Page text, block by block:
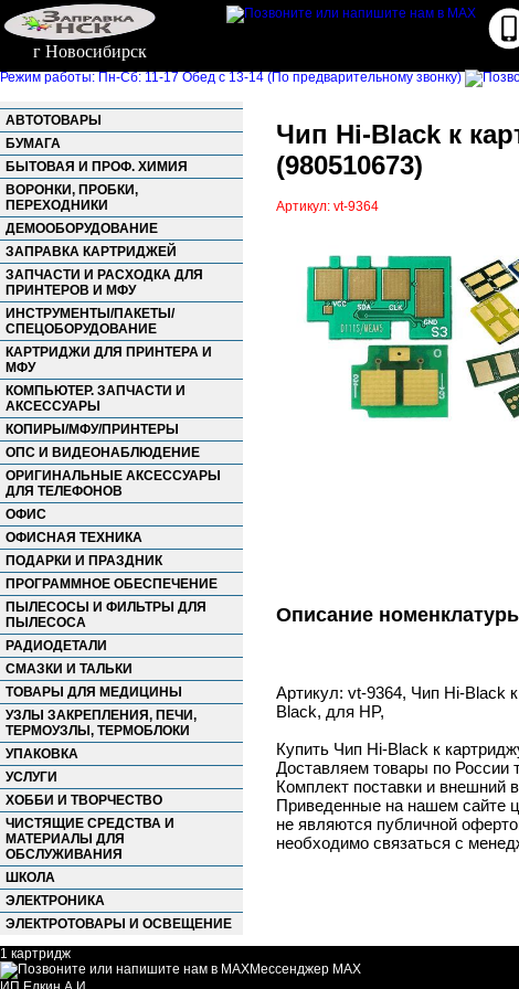
г Новосибирск
Режим работы: Пн-Сб: 11-17 Обед с 13-14 (По предварительному звонку)
АВТОТОВАРЫ
БУМАГА
БЫТОВАЯ И ПРОФ. ХИМИЯ
ВОРОНКИ, ПРОБКИ,
ПЕРЕХОДНИКИ
ДЕМООБОРУДОВАНИЕ
ЗАПРАВКА КАРТРИДЖЕЙ
ЗАПЧАСТИ И РАСХОДКА ДЛЯ
ПРИНТЕРОВ И МФУ
ИНСТРУМЕНТЫ/ПАКЕТЫ/
СПЕЦОБОРУДОВАНИЕ
КАРТРИДЖИ ДЛЯ ПРИНТЕРА И
МФУ
КОМПЬЮТЕР. ЗАПЧАСТИ И
АКСЕССУАРЫ
КОПИРЫ/МФУ/ПРИНТЕРЫ
ОПС И ВИДЕОНАБЛЮДЕНИЕ
ОРИГИНАЛЬНЫЕ АКСЕССУАРЫ
ДЛЯ ТЕЛЕФОНОВ
ОФИС
ОФИСНАЯ ТЕХНИКА
ПОДАРКИ И ПРАЗДНИК
ПРОГРАММНОЕ ОБЕСПЕЧЕНИЕ
ПЫЛЕСОСЫ И ФИЛЬТРЫ ДЛЯ
ПЫЛЕСОСА
РАДИОДЕТАЛИ
СМАЗКИ И ТАЛЬКИ
ТОВАРЫ ДЛЯ МЕДИЦИНЫ
УЗЛЫ ЗАКРЕПЛЕНИЯ, ПЕЧИ,
ТЕРМОУЗЛЫ, ТЕРМОБЛОКИ
УПАКОВКА
УСЛУГИ
ХОББИ И ТВОРЧЕСТВО
ЧИСТЯЩИЕ СРЕДСТВА И
МАТЕРИАЛЫ ДЛЯ
ОБСЛУЖИВАНИЯ
ШКОЛА
ЭЛЕКТРОНИКА
ЭЛЕКТРОТОВАРЫ И ОСВЕЩЕНИЕ
Чип Hi-Black к
(980510673)
Артикул: vt-9364
Описание
Артикул: vt-9364, Чип Hi-Black
Black, для HP,
Купить Чип Hi-Black к
Доставляем товары по России
Комплект поставки и внешний
Приведенные на нашем сайте
не являются публичной
необходимо связаться с
1 картридж
Мессенджер MAX